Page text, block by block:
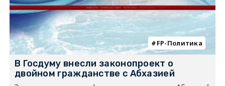
FP-Политика
В Госдуму внесли законопроект о
двойном гражданстве с Абхазией